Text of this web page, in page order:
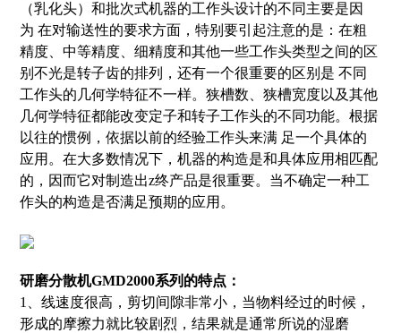
（乳化头）和批次式机器的工作头设计的不同主要是因
为 在对输送性的要求方面，特别要引起注意的是：在粗
精度、中等精度、细精度和其他一些工作头类型之间的区
别不光是转子齿的排列，还有一个很重要的区别是 不同
工作头的几何学特征不一样。狭槽数、狭槽宽度以及其他
几何学特征都能改变定子和转子工作头的不同功能。根据
以往的惯例，依据以前的经验工作头来满 足一个具体的
应用。在大多数情况下，机器的构造是和具体应用相匹配
的，因而它对制造出z终产品是很重要。当不确定一种工
作头的构造是否满足预期的应用。
研磨分散机GMD2000系列的特点：
1、线速度很高，剪切间隙非常小，当物料经过的时候，
形成的摩擦力就比较剧烈，结果就是通常所说的湿磨